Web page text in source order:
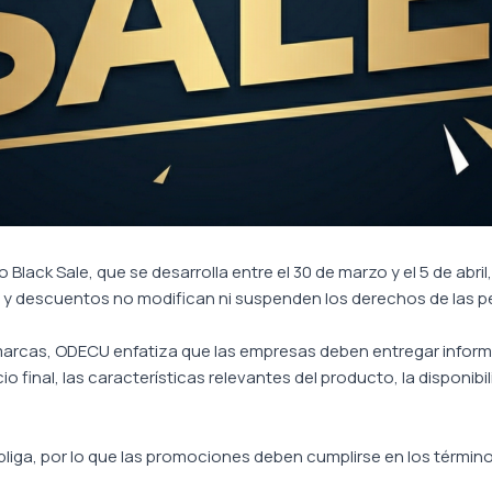
Sale, que se desarrolla entre el 30 de marzo y el 5 de
descuentos no modifican ni suspenden los derechos de las
ODECU enfatiza que las empresas deben entregar
final, las características relevantes del producto, la
por lo que las promociones deben cumplirse en los